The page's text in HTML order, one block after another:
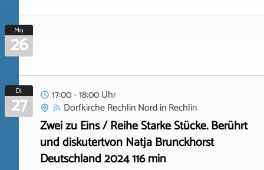
Mo.
26
Di.
27
17:00 - 18:00 Uhr
Dorfkirche Rechlin NordinRechlin
Zwei zu Eins / Reihe Starke Stücke. Berührt
und diskutertvon Natja Brunckhorst
Deutschland 2024 116 min